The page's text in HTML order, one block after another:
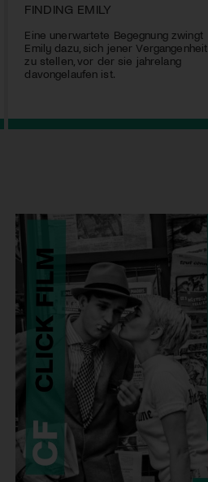
FINDING EMILY
Eine unerwartete Begegnung zwingt
Emily dazu, sich jener Vergangenheit
zu stellen, vor der sie jahrelang
davongelaufen ist.